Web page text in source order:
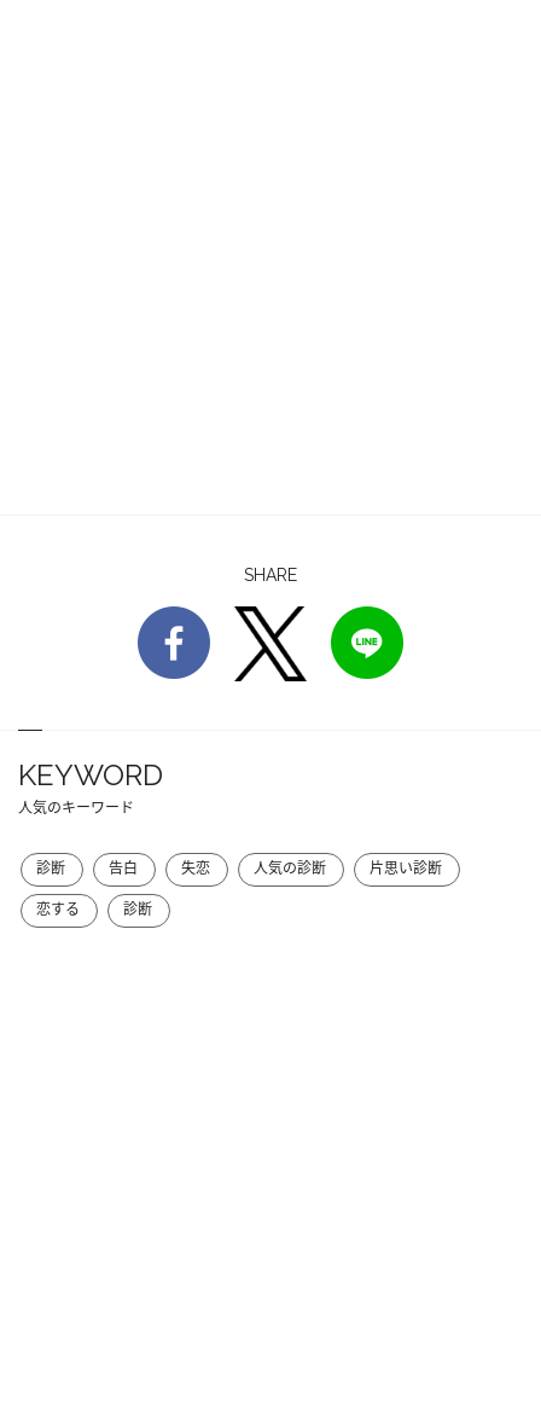
SHARE
KEYWORD
人気のキーワード
診断 告白 失恋 人気の診断
片思い診断
恋する
診断